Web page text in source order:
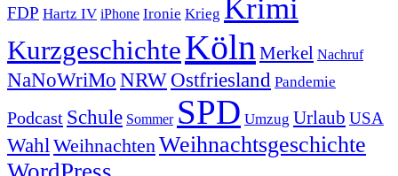
FDP Hartz IV iPhone Ironie Krieg Krimi
KurzgeschichteKöln Merkel Nachruf
NaNoWriMo NRWOstfriesland Pandemie
Podcast Schule Sommer SPD Umzug Urlaub USA
Wahl Weihnachten Weihnachtsgeschichte